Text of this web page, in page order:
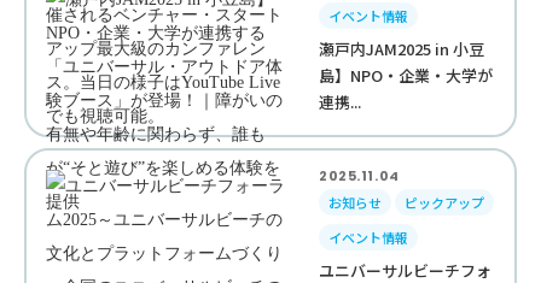
イベント情報
瀬戸内JAM2025 in 小豆
島】NPO・企業・大学が
連携...
2025.11.04
お知らせ
ピックアップ
イベント情報
ユニバーサルビーチフォ